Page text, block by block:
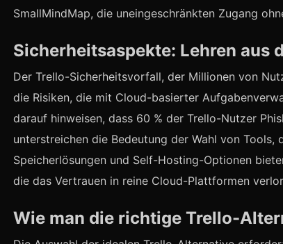
SmallMindMap, die uneingeschränkten Zugang
Sicherheitsaspekte: Lehren aus
Der Trello-Sicherheitsvorfall, der Millionen von
die Risiken, die mit Cloud-basierter
darauf hinweisen, dass 60 % der Trello-Nutzer
unterstreichen die Bedeutung der Wahl von Tools,
Speicherlösungen und Self-Hosting-Optionen
die das Vertrauen in reine Cloud-Plattformen
Wie man die richtige Trello-